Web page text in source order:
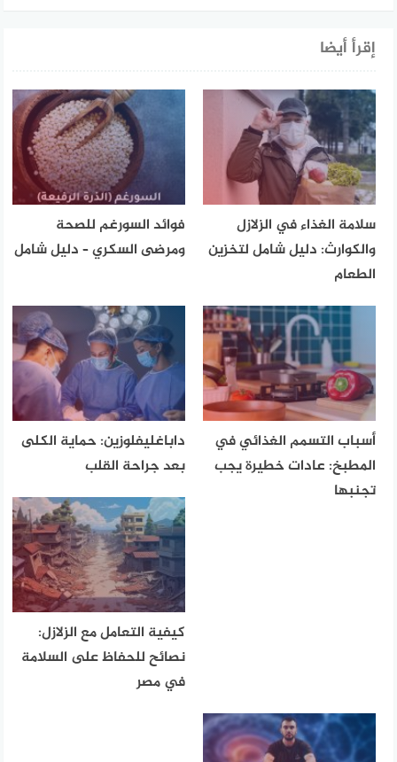
إقرأ أيضا
سلامة الغذاء في الزلازل
والكوارث: دليل شامل لتخزين
الطعام
فوائد السورغم للصحة
ومرضى السكري – دليل شامل
أسباب التسمم الغذائي في
المطبخ: عادات خطيرة يجب
تجنبها
داباغليفلوزين: حماية الكلى
بعد جراحة القلب
كيفية التعامل مع الزلازل:
نصائح للحفاظ على السلامة
في مصر